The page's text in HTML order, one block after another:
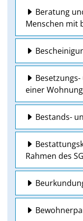
Beratung
Menschen mit
einer Wohnung
Bestands-
Rahmen des